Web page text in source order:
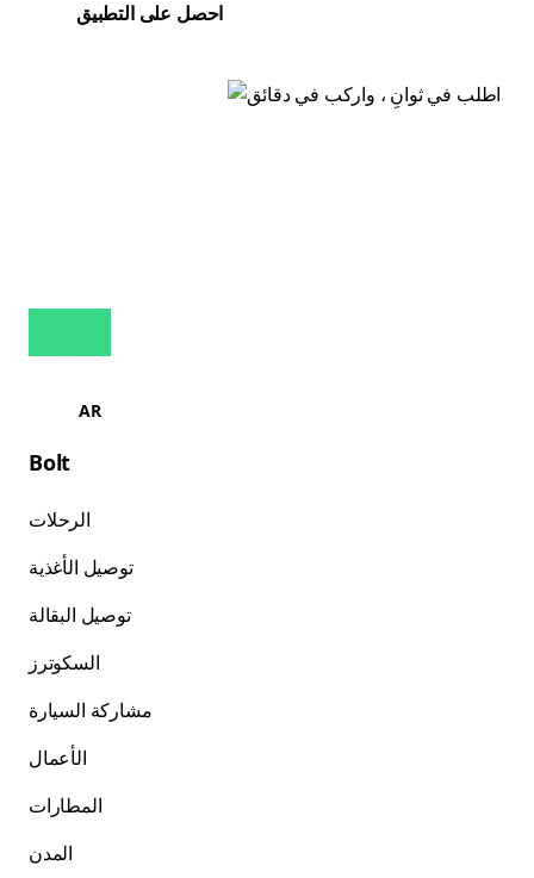
احصل على التطبيق
AR
Bolt
الرحلات
توصيل الأغذية
توصيل البقالة
السكوترز
مشاركة السيارة
الأعمال
المطارات
المدن